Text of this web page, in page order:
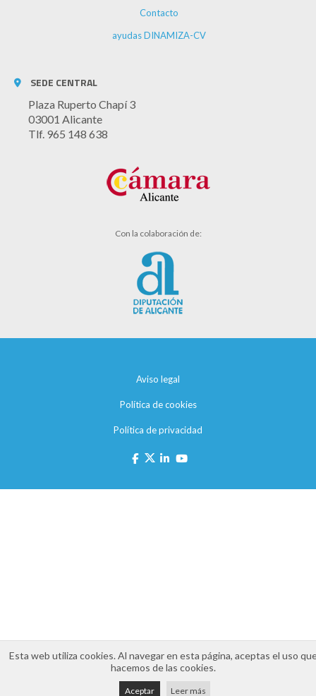
Contacto
ayudas DINAMIZA-CV
SEDE CENTRAL
Plaza Ruperto Chapí 3
03001 Alicante
Tlf. 965 148 638
Con la colaboración de:
Aviso legal
Política de cookies
Política de privacidad
Esta web utiliza cookies. Al navegar en esta página, aceptas el uso
hacemos de las cookies.
Aceptar Leer más